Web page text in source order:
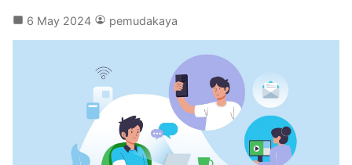
6 May 2024 pemudakaya